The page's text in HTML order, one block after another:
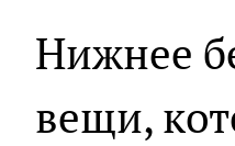
Нижнее
вещи,